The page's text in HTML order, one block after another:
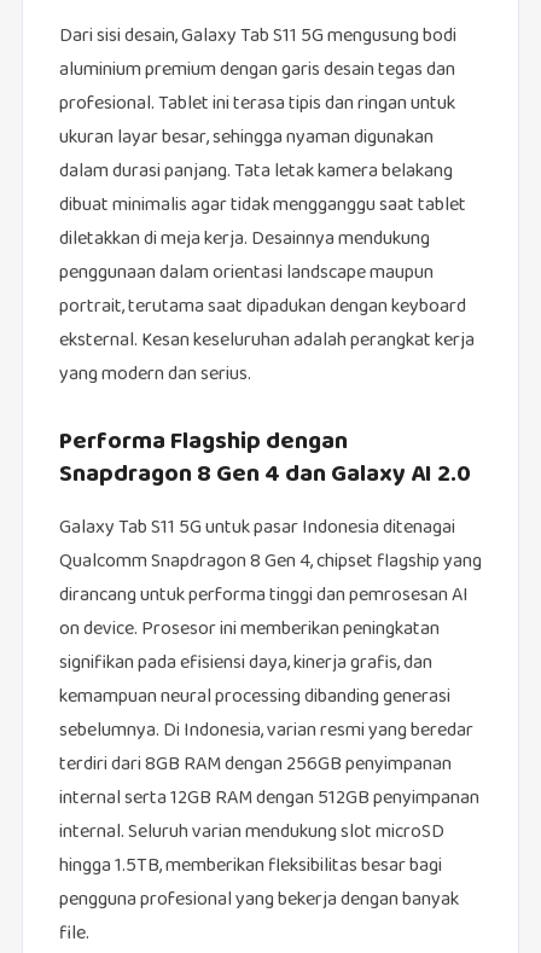
Dari sisi desain, Galaxy Tab S11 5G mengusung bodi
aluminium premium dengan garis desain tegas dan
profesional. Tablet ini terasa tipis dan ringan untuk
ukuran layar besar, sehingga nyaman digunakan
dalam durasi panjang. Tata letak kamera belakang
dibuat minimalis agar tidak mengganggu saat tablet
diletakkan di meja kerja. Desainnya mendukung
penggunaan dalam orientasi landscape maupun
portrait, terutama saat dipadukan dengan keyboard
eksternal. Kesan keseluruhan adalah perangkat kerja
yang modern dan serius.
Performa Flagship dengan
Snapdragon 8 Gen 4 dan Galaxy AI 2.0
Galaxy Tab S11 5G untuk pasar Indonesia ditenagai
Qualcomm Snapdragon 8 Gen 4, chipset flagship yang
dirancang untuk performa tinggi dan pemrosesan AI
on device. Prosesor ini memberikan peningkatan
signifikan pada efisiensi daya, kinerja grafis, dan
kemampuan neural processing dibanding generasi
sebelumnya. Di Indonesia, varian resmi yang beredar
terdiri dari 8GB RAM dengan 256GB penyimpanan
internal serta 12GB RAM dengan 512GB penyimpanan
internal. Seluruh varian mendukung slot microSD
hingga 1.5TB, memberikan fleksibilitas besar bagi
pengguna profesional yang bekerja dengan banyak
file.